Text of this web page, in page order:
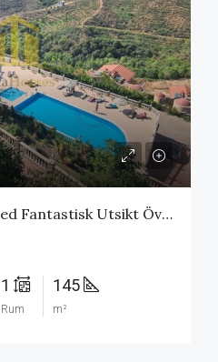
Möblerad Lyx Villa Med Fantastisk Utsikt Över Hela Medel Havet
1
Rum
145
m²